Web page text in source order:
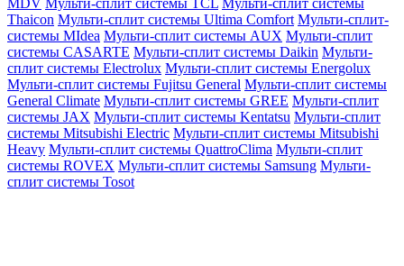
MDV Мульти-сплит системы TCL Мульти-сплит системы
Thaicon Мульти-сплит системы Ultima Comfort Мульти-сплит-
системы MIdea Мульти-сплит системы AUX Мульти-сплит
системы CASARTE Мульти-сплит системы Daikin Мульти-
сплит системы Electrolux Мульти-сплит системы Energolux
Мульти-сплит системы Fujitsu General Мульти-сплит системы
General Climate Мульти-сплит системы GREE Мульти-сплит
системы JAX Мульти-сплит системы Kentatsu Мульти-сплит
системы Mitsubishi Electric Мульти-сплит системы Mitsubishi
Heavy Мульти-сплит системы QuattroClima Мульти-сплит
системы ROVEX Мульти-сплит системы Samsung Мульти-
сплит системы Tosot